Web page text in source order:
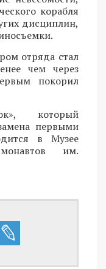
корабля
дисциплин,
отряда стал
чем через
покорил
который
первыми
в Музее
им.